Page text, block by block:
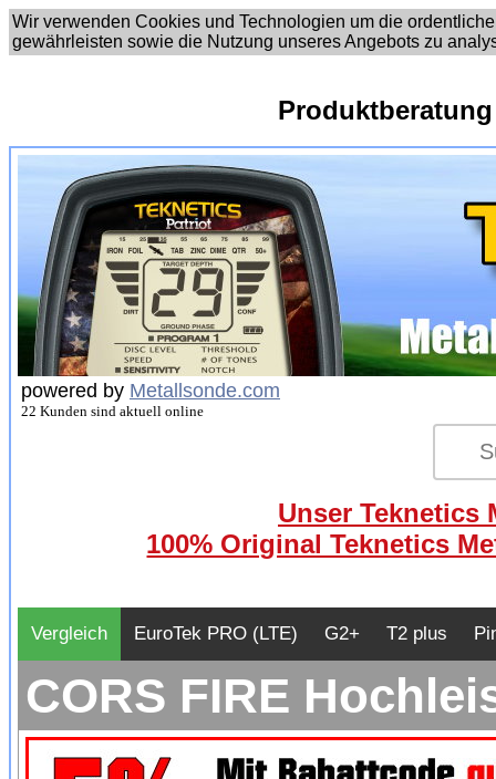
Wir verwenden Cookies und Technologien um die
gewährleisten sowie die Nutzung unseres Angebots zu
powered by Metallsonde.com
22 Kunden sind aktuell online
Unser Teknetics
100% Original Teknetics
Vergleich EuroTek PRO (LTE) G2+ T2 plus
CORS FIRE